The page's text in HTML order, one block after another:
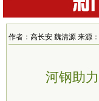
作者：高长安 魏清源 来源：
河钢助